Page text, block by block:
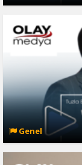
Genel